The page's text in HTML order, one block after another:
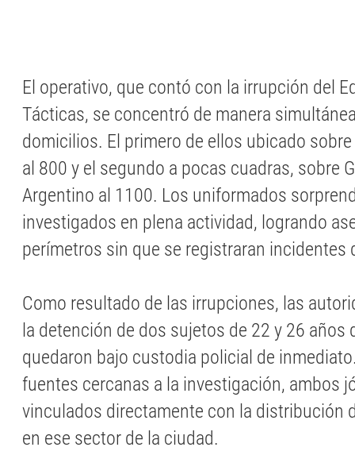
El operativo, que contó con la irrupción del
Tácticas, se concentró de manera
domicilios. El primero de ellos ubicado
al 800 y el segundo a pocas cuadras, sobre
Argentino al 1100. Los uniformados
investigados en plena actividad, logrando
perímetros sin que se registraran incidentes
Como resultado de las irrupciones, las
la detención de dos sujetos de 22 y 26 años
quedaron bajo custodia policial de
fuentes cercanas a la investigación, ambos
vinculados directamente con la distribución
en ese sector de la ciudad.